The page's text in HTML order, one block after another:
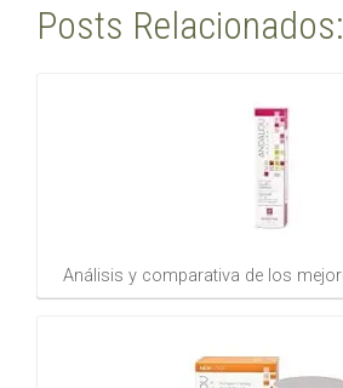
Posts Relacionados:
Análisis y comparativa de los